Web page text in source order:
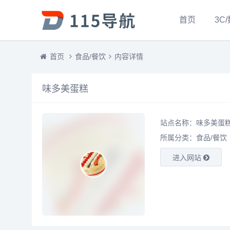
首页 3C/
首页 食品/餐饮 内容详情
味多美蛋糕
站点名称：味多美蛋
所属分类： 食品/餐饮
进入网站